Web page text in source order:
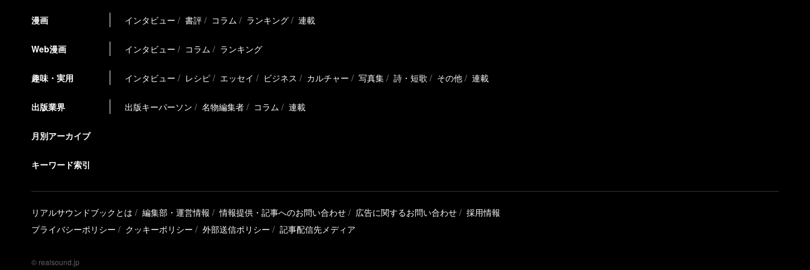
漫画 インタビュー 書評 コラム ランキング 連載
Web漫画 インタビュー コラム ランキング
趣味・実用 インタビュー レシピ エッセイ ビジネス カルチャー 写真集 詩・短歌 その他 連載
出版業界 出版キーパーソン 名物編集者 コラム 連載
月別アーカイブ
キーワード索引
リアルサウンドブックとは 編集部・運営情報 情報提供・記事へのお問い合わせ 広告に関するお問い合わせ
採用情報
プライバシーポリシー
クッキーポリシー 外部送信ポリシー 記事配信先メディア
© realsound.jp